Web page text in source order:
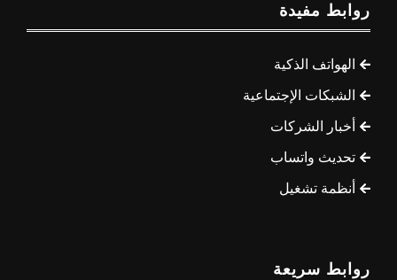
روابط مفيدة
الهواتف الذكية
الشبكات الإجتماعية
أخبار الشركات
تحديث واتساب
أنظمة تشغيل
روابط سريعة